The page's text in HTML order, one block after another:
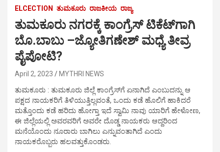
ELCECTION ತುಮಕೂರು ರಾಜಕೀಯ ರಾಜ್ಯ
ತುಮಕೂರು ನಗರಕ್ಕೆ ಕಾಂಗ್ರೆಸ್ ಟಿಕೆಟ್‍ಗಾಗಿ
ಬೊ.ಬಾಬು –ಜ್ಯೋತಿಗಣೇಶ್ ಮಧ್ಯೆ ತೀವ್ರ
ಪೈಪೋಟಿ?
April 2, 2023 MYTHRI NEWS
ತುಮಕೂರು : ತುಮಕೂರು ಜಿಲ್ಲೆ ಕಾಂಗ್ರೆಸ್‍ಗೆ ಏನಾಗಿದೆ ಎಂಬುದನ್ನು ಆ
ಪಕ್ಷದ ನಾಯಕರಿಗೆ ತಿಳಿಯುತ್ತಿಲ್ಲವಂತೆ, ಒಂದು ಕಡೆ ಹೊಲಿಗೆ ಹಾಕಿದರೆ
ಮತ್ತೊಂದು ಕಡೆ ಹರಿದು ಹೋಗ್ತಾ ಇದೆ ಸ್ವಾಮಿ ನಾವು ಯಾರಿಗೆ ಹೇಳೋಣ,
ಈ ಜಿಲ್ಲೆಯಲ್ಲಿ ಅವರವರಿಗೆ ಅವರೇ ದೊಡ್ಡ ನಾಯಕರು ಆದ್ದರಿಂದ
ಮನೆಯೊಂದು ನೂರಾರು ಬಾಗಿಲು ಎನ್ನುವಂತಾಗಿದೆ ಎಂದು
ನಾಯಕರೊಬ್ಬರು ಹಲವತ್ತುಕೊಂಡರು.